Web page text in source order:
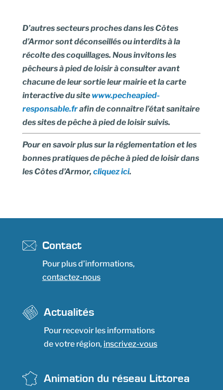
D’autres secteurs proches dans les Côtes
d’Armor sont déconseillés ou interdits à la
récolte des coquillages. Nous invitons les
pêcheurs à pied de loisir à consulter avant
chacune de leur sortie leur mairie et la carte
interactive du site www.pecheapied-
responsable.frafin de connaître l’état sanitaire
des sites de pêche à pied de loisir suivis.
Pour en savoir plus sur la réglementation et les
bonnes pratiques de pêche à pied de loisir dans
les Côtes d’Armor, cliquez ici.
Contact
Pour plus d’informations,
contactez-nous
Actualités
Pour recevoir les informations
de votre région, inscrivez-vous
Animation du réseau Littorea